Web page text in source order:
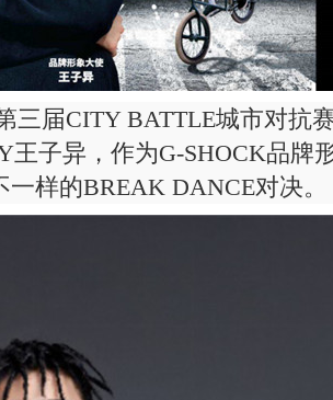
三届CITY BATTLE城市对抗
王子异，作为G-SHOCK品牌
样的BREAK DANCE对决。